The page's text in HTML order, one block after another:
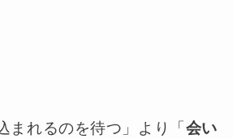
まれるのを待つ」より「会い